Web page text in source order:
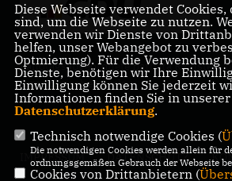
Landtagsabgeordnete Barbara Richstein
ihre politischen Ziele.
IMPRESSUM DATENSCHUTZ
Diese Webseite verwendet
sind, um die Webseite zu nutzen.
verwenden wir Dienste von
helfen, unser Webangebot zu
Optmierung). Für die Verwendung
Dienste, benötigen wir Ihre
Einwilligung können Sie jederzeit
Informationen finden Sie in unserer
Datenschutzerklärung.
Technisch notwendige Cookies (
Die notwendigen Cookies werden allein für
ordnungsgemäßen Gebrauch der Webseite
Cookies von Drittanbietern (